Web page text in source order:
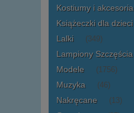
Kostiumy i akcesoria
Książeczki dla dzieci
Lalki (349)
Lampiony Szczęścia
Modele (1756)
Muzyka (46)
Nakręcane (13)